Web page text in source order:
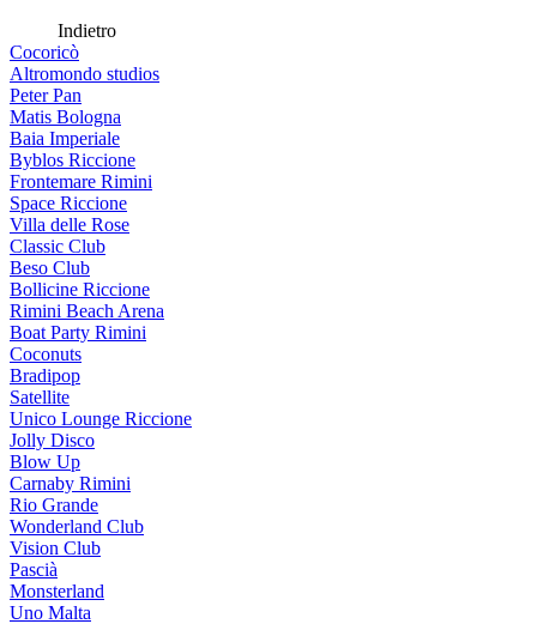
Indietro
Cocoricò
Altromondo studios
Peter Pan
Matis Bologna
Baia Imperiale
Byblos Riccione
Frontemare Rimini
Space Riccione
Villa delle Rose
Classic Club
Beso Club
Bollicine Riccione
Rimini Beach Arena
Boat Party Rimini
Coconuts
Bradipop
Satellite
Unico Lounge Riccione
Jolly Disco
Blow Up
Carnaby Rimini
Rio Grande
Wonderland Club
Vision Club
Pascià
Monsterland
Uno Malta